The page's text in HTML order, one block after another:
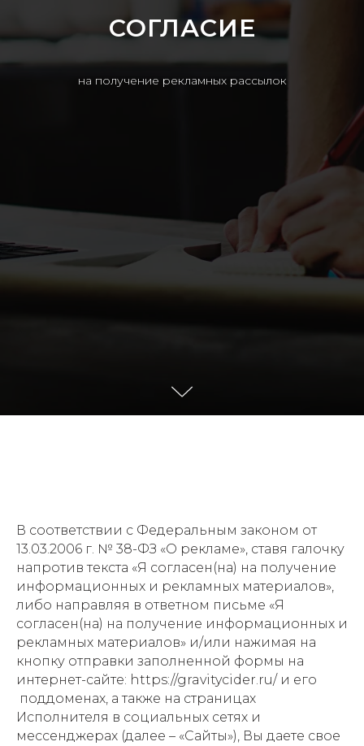
СОГЛАСИЕ
на получение рекламных рассылок
В соответствии с Федеральным законом от
13.03.2006 г. № 38-ФЗ «О рекламе», ставя галочку
напротив текста «Я согласен(на) на получение
информационных и рекламных материалов»,
либо направляя в ответном письме «Я
согласен(на) на получение информационных и
рекламных материалов» и/или нажимая на
кнопку отправки заполненной формы на
интернет-сайте: https://gravitycider.ru/ и его
поддоменах, а также на страницах
Исполнителя в социальных сетях и
мессенджерах (далее – «Сайты»), Вы даете свое